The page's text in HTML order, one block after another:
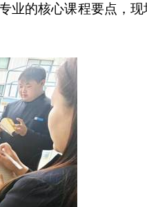
业的核心课程要点，